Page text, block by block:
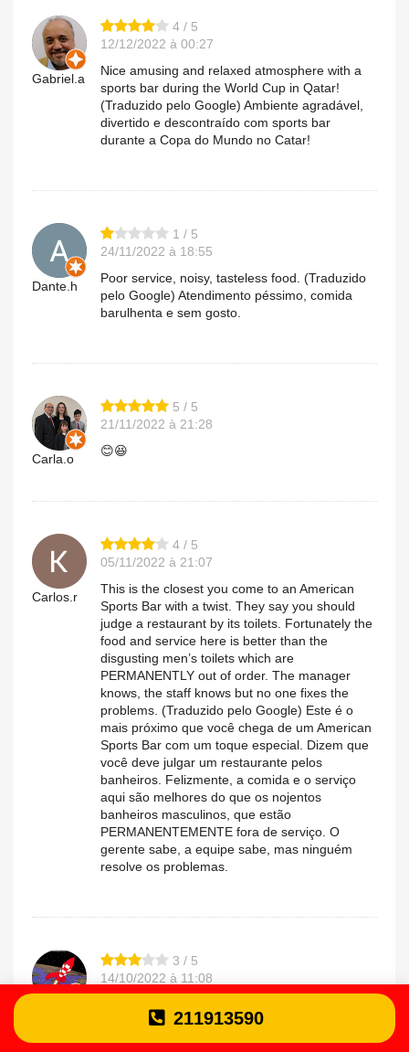
Gabriel.a
4 / 5
12/12/2022 à 00:27
Nice amusing and relaxed atmosphere with a
sports bar during the World Cup in Qatar!
(Traduzido pelo Google) Ambiente agradável,
divertido e descontraído com sports bar
durante a Copa do Mundo no Catar!
Dante.h
1 / 5
24/11/2022 à 18:55
Poor service, noisy, tasteless food. (Traduzido
pelo Google) Atendimento péssimo, comida
barulhenta e sem gosto.
Carla.o
5 / 5
21/11/2022 à 21:28
😊😆
Carlos.r
4 / 5
05/11/2022 à 21:07
This is the closest you come to an American
Sports Bar with a twist. They say you should
judge a restaurant by its toilets. Fortunately the
food and service here is better than the
disgusting men’s toilets which are
PERMANENTLY out of order. The manager
knows, the staff knows but no one fixes the
problems. (Traduzido pelo Google) Este é o
mais próximo que você chega de um American
Sports Bar com um toque especial. Dizem que
você deve julgar um restaurante pelos
banheiros. Felizmente, a comida e o serviço
aqui são melhores do que os nojentos
banheiros masculinos, que estão
PERMANENTEMENTE fora de serviço. O
gerente sabe, a equipe sabe, mas ninguém
resolve os problemas.
3 / 5
14/10/2022 à 11:08
you eat. (Traduzido pelo Google) Boa comida,
211913590